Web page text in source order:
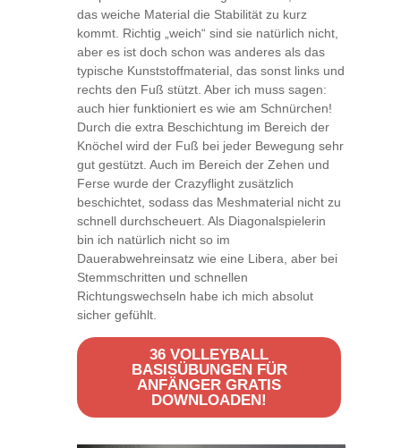
das weiche Material die Stabilität zu kurz
kommt. Richtig „weich“ sind sie natürlich nicht,
aber es ist doch schon was anderes als das
typische Kunststoffmaterial, das sonst links und
rechts den Fuß stützt. Aber ich muss sagen:
auch hier funktioniert es wie am Schnürchen!
Durch die extra Beschichtung im Bereich der
Knöchel wird der Fuß bei jeder Bewegung sehr
gut gestützt. Auch im Bereich der Zehen und
Ferse wurde der Crazyflight zusätzlich
beschichtet, sodass das Meshmaterial nicht zu
schnell durchscheuert. Als Diagonalspielerin
bin ich natürlich nicht so im
Dauerabwehreinsatz wie eine Libera, aber bei
Stemmschritten und schnellen
Richtungswechseln habe ich mich absolut
sicher gefühlt.
36 VOLLEYBALL
BASISÜBUNGEN FÜR
ANFÄNGER GRATIS
DOWNLOADEN!